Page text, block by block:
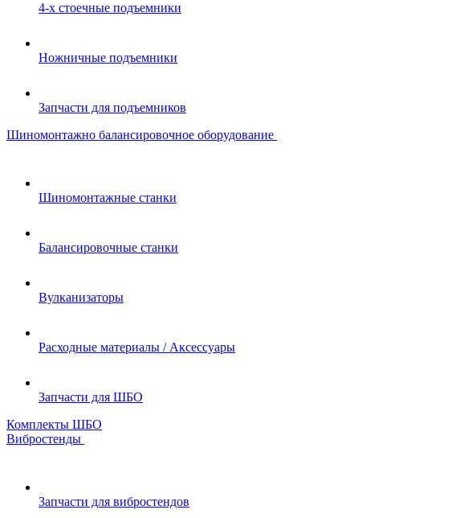
4-х стоечные подъемники
Ножничные подъемники
Запчасти для подъемников
Шиномонтажно балансировочное оборудование
Шиномонтажные станки
Балансировочные станки
Вулканизаторы
Расходные материалы / Аксессуары
Запчасти для ШБО
Комплекты ШБО
Вибростенды
Запчасти для вибростендов